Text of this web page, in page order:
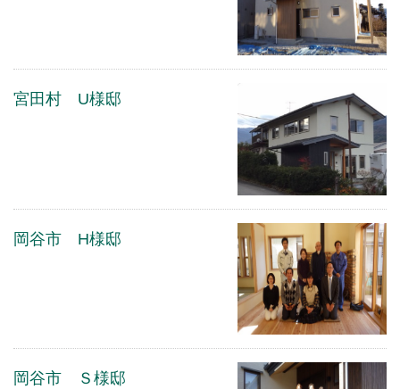
宮田村 U様邸
岡谷市 H様邸
岡谷市 Ｓ様邸